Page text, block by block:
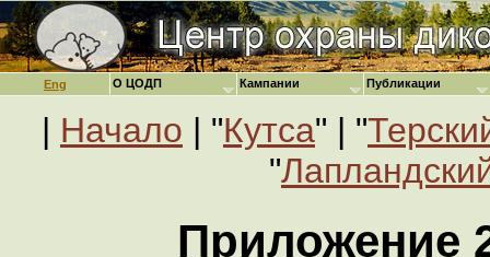
Eng
| Начало | "Кутса" | "
"
Приложение
О ЦОДП Кампании Публикации